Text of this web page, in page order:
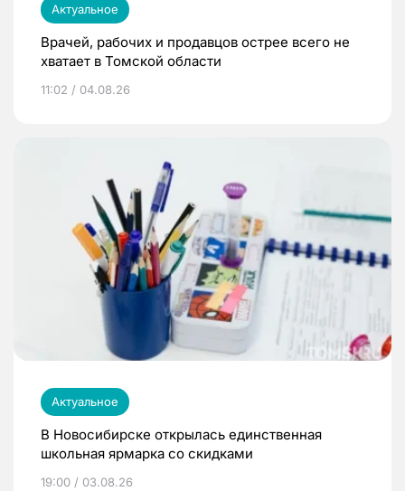
Актуальное
Врачей, рабочих и продавцов острее всего не
хватает в Томской области
11:02 / 04.08.26
Актуальное
В Новосибирске открылась единственная
школьная ярмарка со скидками
19:00 / 03.08.26